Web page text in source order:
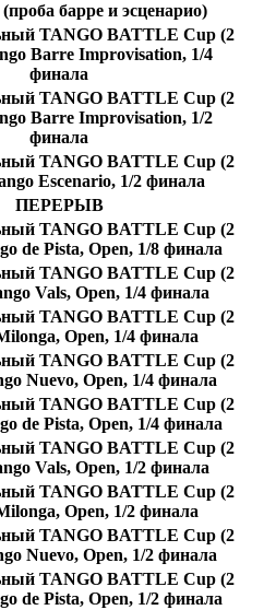
барре и эсценарио)
TANGO BATTLE Cup (2
Barre Improvisation, 1/4
финала
TANGO BATTLE Cup (2
Barre Improvisation, 1/2
финала
TANGO BATTLE Cup (2
Escenario, 1/2 финала
ПЕРЕРЫВ
TANGO BATTLE Cup (2
de Pista, Open, 1/8 финала
TANGO BATTLE Cup (2
Vals, Open, 1/4 финала
TANGO BATTLE Cup (2
Open, 1/4 финала
TANGO BATTLE Cup (2
Nuevo, Open, 1/4 финала
TANGO BATTLE Cup (2
de Pista, Open, 1/4 финала
TANGO BATTLE Cup (2
Vals, Open, 1/2 финала
TANGO BATTLE Cup (2
Open, 1/2 финала
TANGO BATTLE Cup (2
Nuevo, Open, 1/2 финала
TANGO BATTLE Cup (2
de Pista, Open, 1/2 финала